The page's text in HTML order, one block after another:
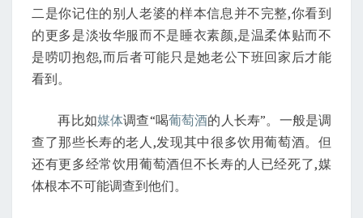
二是你记住的别人老婆的样本信息并不完整,你看到
的更多是淡妆华服而不是睡衣素颜,是温柔体贴而不
是唠叨抱怨,而后者可能只是她老公下班回家后才能
看到。
再比如媒体调查“喝葡萄酒的人长寿”。一般是调
查了那些长寿的老人,发现其中很多饮用葡萄酒。但
还有更多经常饮用葡萄酒但不长寿的人已经死了,媒
体根本不可能调查到他们。